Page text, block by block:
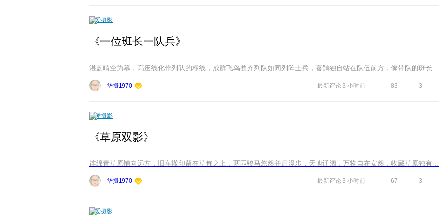
爱摄影
《一位班长一队兵》
湛蓝晴空为幕，高压线化作列队的标线，成群飞鸟整齐列队如同列阵士兵，喜鹊独自站在队伍前方，像带队的班长 ...
华摄1970 最新评论 3 小时前 83 3
爱摄影
《草原双影》
连绵青草原铺向远方，旧车辙印留在草甸之上，两匹骏马悠然并肩漫步，天地辽阔，万物自在安然，收藏草原独有 ...
华摄1970 最新评论 3 小时前 67 3
爱摄影